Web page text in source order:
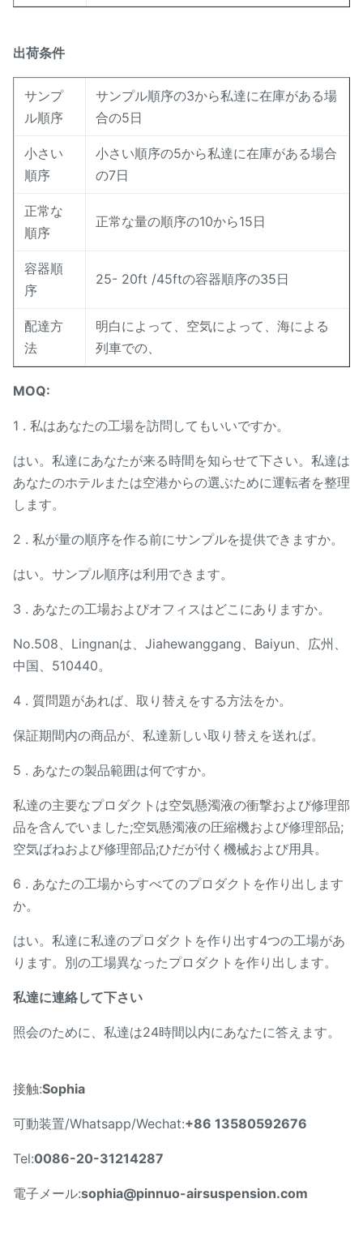
出荷条件
サンプ
ル順序
サンプル順序の3から私達に在庫がある場
合の5日
小さい
順序
小さい順序の5から私達に在庫がある場合
の7日
正常な
順序
正常な量の順序の10から15日
容器順
序
25- 20ft /45ftの容器順序の35日
配達方
法
明白によって、空気によって、海による
列車での、
MOQ:
1 . 私はあなたの工場を訪問してもいいですか。
はい。私達にあなたが来る時間を知らせて下さい。私達は
あなたのホテルまたは空港からの選ぶために運転者を整理
します。
2 . 私が量の順序を作る前にサンプルを提供できますか。
はい。サンプル順序は利用できます。
3 . あなたの工場およびオフィスはどこにありますか。
No.508、Lingnanは、Jiahewanggang、Baiyun、広州、
中国、510440。
4 . 質問題があれば、取り替えをする方法をか。
保証期間内の商品が、私達新しい取り替えを送れば。
5 . あなたの製品範囲は何ですか。
私達の主要なプロダクトは空気懸濁液の衝撃および修理部
品を含んでいました;空気懸濁液の圧縮機および修理部品;
空気ばねおよび修理部品;ひだが付く機械および用具。
6 . あなたの工場からすべてのプロダクトを作り出します
か。
はい。私達に私達のプロダクトを作り出す4つの工場があ
ります。別の工場異なったプロダクトを作り出します。
私達に連絡して下さい
照会のために、私達は24時間以内にあなたに答えます。
接触:Sophia
可動装置/Whatsapp/Wechat:+86 13580592676
Tel:0086-20-31214287
電子メール:sophia@pinnuo-airsuspension.com